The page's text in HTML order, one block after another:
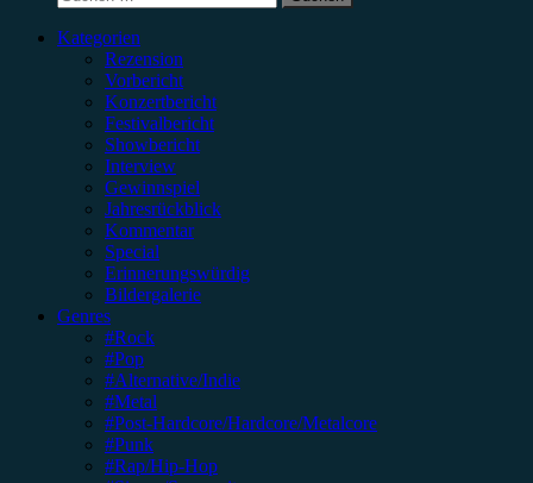
nach:
Kategorien
Rezension
Vorbericht
Konzertbericht
Festivalbericht
Showbericht
Interview
Gewinnspiel
Jahresrückblick
Kommentar
Special
Erinnerungswürdig
Bildergalerie
Genres
#Rock
#Pop
#Alternative/Indie
#Metal
#Post-Hardcore/Hardcore/Metalcore
#Punk
#Rap/Hip-Hop